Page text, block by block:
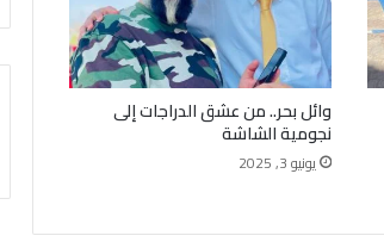
وائل بحر.. من عشق الدراجات إلى
نجومية الشاشة
يونيو 3, 2025